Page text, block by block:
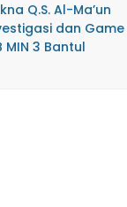
Q.S. Al-Ma’un
dan Game
MIN 3 Bantul